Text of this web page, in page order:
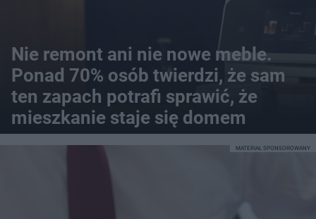
Nie remont ani nie nowe meble.
Ponad 70% osób twierdzi, że sam
ten zapach potrafi sprawić, że
mieszkanie staje się domem
MATERIAŁ SPONSOROWANY